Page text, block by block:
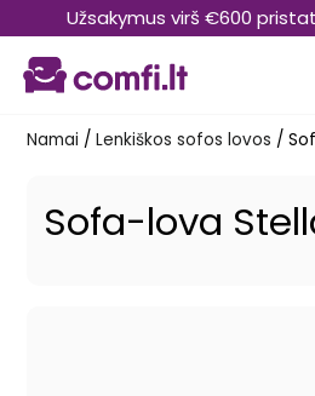
prie
turinio
Užsakymus virš €600
Namai / Lenkiškos sofos lovos /
Sofa-lova